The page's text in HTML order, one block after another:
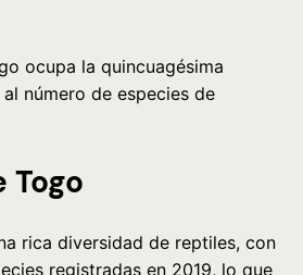
ocupa la quincuagésima
número de especies de
Togo
rica diversidad de reptiles, con
registradas en 2019, lo que